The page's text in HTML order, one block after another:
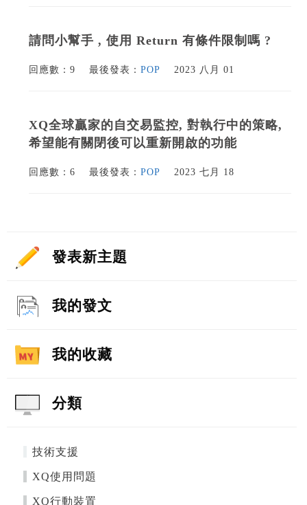
請問小幫手 , 使用 Return 有條件限制嗎 ?
回應數：9 最後發表： POP 2023 八月 01
XQ全球贏家的自交易監控, 對執行中的策略,
希望能有關閉後可以重新開啟的功能
回應數：6 最後發表： POP 2023 七月 18
發表新主題
我的發文
我的收藏
分類
技術支援
XQ使用問題
XQ行動裝置